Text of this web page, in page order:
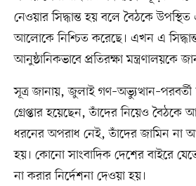
নেওয়ার সিদ্ধান্ত হয় বলে বৈঠকে
আলোকে নিশ্চিত করেছে। এখন এ সিদ্ধান্ত
আনুষ্ঠানিকভাবে প্রতিরক্ষা মন্ত্রণালয়কে
সূত্র জানায়, জুলাই
গ্রেপ্তার হয়েছেন, তাঁদের নিয়েও
ধরনের অপরাধ নেই, তাঁদের জামিন না
হয়। কোনো সাংবাদিক দেশের বাইরে
না করার নির্দেশনা দেওয়া হয়।